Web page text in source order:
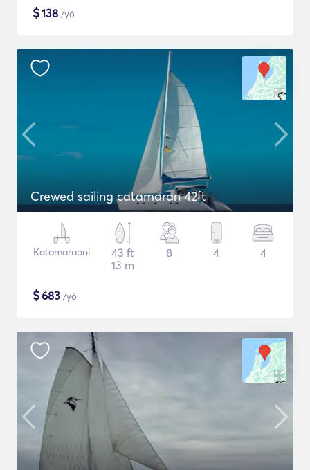
$138 /yö
Crewed sailing catamaran 42ft
Katamaraani
43 ft
13 m
8 4 4
$683 /yö